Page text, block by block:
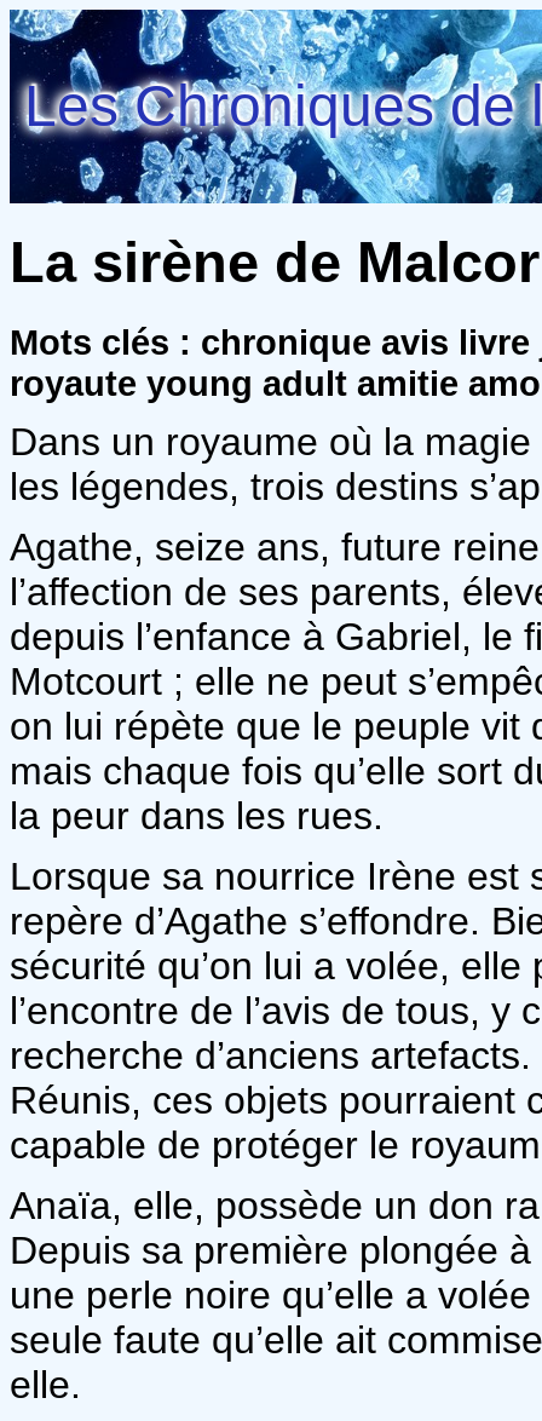
Les Chroniques de
La sirène de
Mots clés : chronique avis
royaute young adult amitie
Dans un royaume où la
les légendes, trois destins
Agathe, seize ans, future
l’affection de ses parents,
depuis l’enfance à Gabriel, le
Motcourt ; elle ne peut
on lui répète que le peuple vit
mais chaque fois qu’elle sort
la peur dans les rues.
Lorsque sa nourrice Irène est
repère d’Agathe s’effondre.
sécurité qu’on lui a volée,
l’encontre de l’avis de tous,
recherche d’anciens artefacts.
Réunis, ces objets pourraient
capable de protéger le
Anaïa, elle, possède un don
Depuis sa première plongée
une perle noire qu’elle a
seule faute qu’elle ait
elle.